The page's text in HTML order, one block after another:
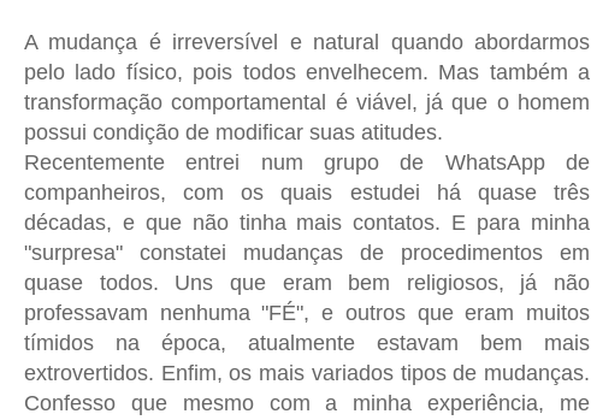
A mudança é irreversível e natural quando abordarmos
pelo lado físico, pois todos envelhecem. Mas também a
transformação comportamental é viável, já que o homem
possui condição de modificar suas atitudes.
Recentemente entrei num grupo de WhatsApp de
companheiros, com os quais estudei há quase três
décadas, e que não tinha mais contatos. E para minha
"surpresa" constatei mudanças de procedimentos em
quase todos. Uns que eram bem religiosos, já não
professavam nenhuma "FÉ", e outros que eram muitos
tímidos na época, atualmente estavam bem mais
extrovertidos. Enfim, os mais variados tipos de mudanças.
Confesso que mesmo com a minha experiência, me